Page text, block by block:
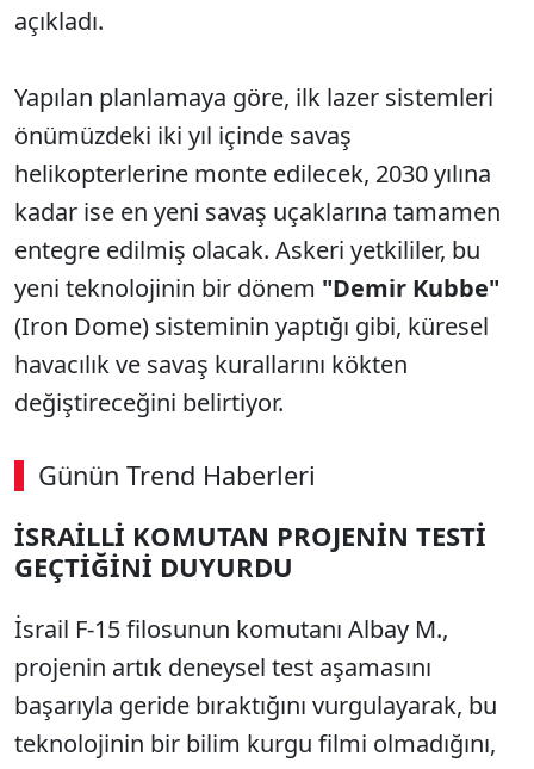
açıkladı.
Yapılan planlamaya göre, ilk lazer sistemleri
önümüzdeki iki yıl içinde savaş
helikopterlerine monte edilecek, 2030 yılına
kadar ise en yeni savaş uçaklarına tamamen
entegre edilmiş olacak. Askeri yetkililer, bu
yeni teknolojinin bir dönem "Demir Kubbe"
(Iron Dome) sisteminin yaptığı gibi, küresel
havacılık ve savaş kurallarını kökten
değiştireceğini belirtiyor.
Günün Trend Haberleri
İSRAİLLİ KOMUTAN PROJENİN TESTİ
GEÇTİĞİNİ DUYURDU
İsrail F-15 filosunun komutanı Albay M.,
projenin artık deneysel test aşamasını
başarıyla geride bıraktığını vurgulayarak, bu
teknolojinin bir bilim kurgu filmi olmadığını,